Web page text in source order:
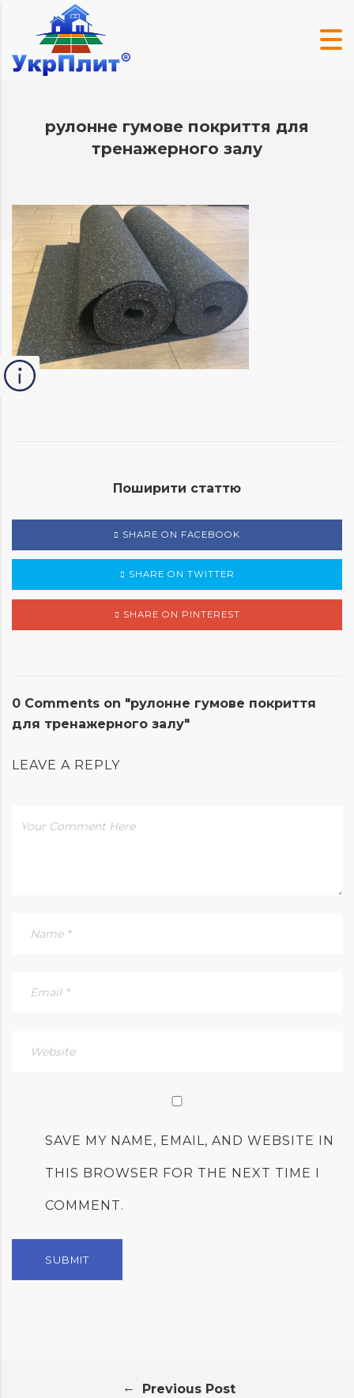
рулонне гумове покриття для
тренажерного залу
Поширити статтю
SHARE ON FACEBOOK
SHARE ON TWITTER
SHARE ON PINTEREST
0 Comments on "рулонне гумове покриття
для тренажерного залу"
LEAVE A REPLY
SAVE MY NAME, EMAIL, AND WEBSITE IN
THIS BROWSER FOR THE NEXT TIME I
COMMENT.
← Previous Post